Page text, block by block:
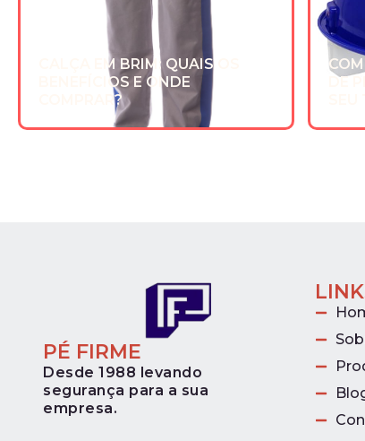
CALÇA EM BRIM: QUAIS OS
BENEFÍCIOS E ONDE
COMPRAR?
DE
PÉ FIRME
Desde 1988 levando
segurança para a sua
empresa.